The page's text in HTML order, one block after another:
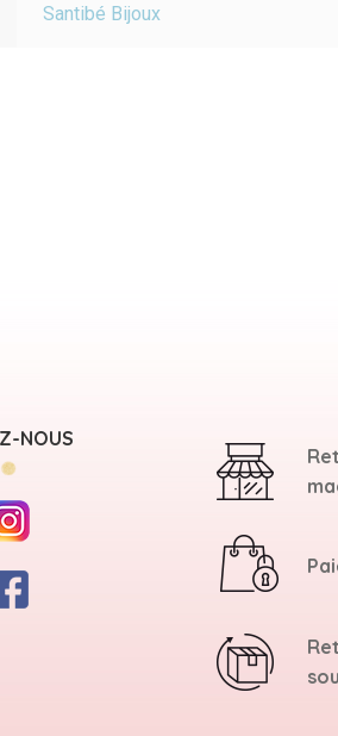
Santibé Bijoux
NOUS